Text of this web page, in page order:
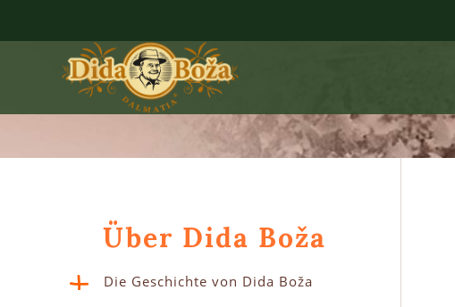
Über Dida Boža
Die Geschichte von Dida Boža